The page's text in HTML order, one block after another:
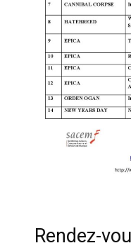
Rendez-